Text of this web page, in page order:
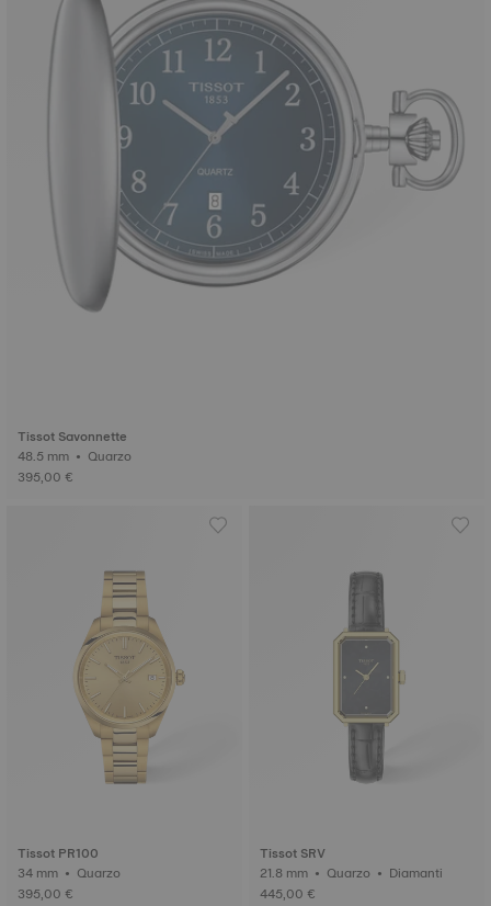
Tissot Savonnette
48.5 mm • Quarzo
395,00 €
Tissot PR100
34 mm • Quarzo
395,00 €
Tissot SRV
21.8 mm • Quarzo • Diamanti
445,00 €